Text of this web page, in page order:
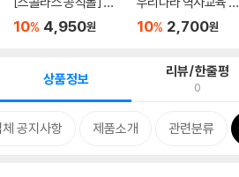
공한...
10% 4,950원
리즈 ...
10% 2,700원
상품정보 리뷰/한줄평
0
공지사항 제품소개 관련분류